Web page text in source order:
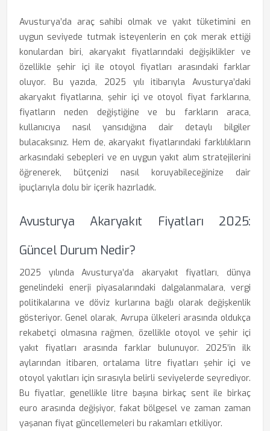
Avusturya’da araç sahibi olmak ve yakıt tüketimini en
uygun seviyede tutmak isteyenlerin en çok merak ettiği
konulardan biri, akaryakıt fiyatlarındaki değişiklikler ve
özellikle şehir içi ile otoyol fiyatları arasındaki farklar
oluyor. Bu yazıda, 2025 yılı itibarıyla Avusturya’daki
akaryakıt fiyatlarına, şehir içi ve otoyol fiyat farklarına,
fiyatların neden değiştiğine ve bu farkların araca,
kullanıcıya nasıl yansıdığına dair detaylı bilgiler
bulacaksınız. Hem de, akaryakıt fiyatlarındaki farklılıkların
arkasındaki sebepleri ve en uygun yakıt alım stratejilerini
öğrenerek, bütçenizi nasıl koruyabileceğinize dair
ipuçlarıyla dolu bir içerik hazırladık.
Avusturya Akaryakıt Fiyatları 2025:
Güncel Durum Nedir?
2025 yılında Avusturya’da akaryakıt fiyatları, dünya
genelindeki enerji piyasalarındaki dalgalanmalara, vergi
politikalarına ve döviz kurlarına bağlı olarak değişkenlik
gösteriyor. Genel olarak, Avrupa ülkeleri arasında oldukça
rekabetçi olmasına rağmen, özellikle otoyol ve şehir içi
yakıt fiyatları arasında farklar bulunuyor. 2025’in ilk
aylarından itibaren, ortalama litre fiyatları şehir içi ve
otoyol yakıtları için sırasıyla belirli seviyelerde seyrediyor.
Bu fiyatlar, genellikle litre başına birkaç sent ile birkaç
euro arasında değişiyor, fakat bölgesel ve zaman zaman
yaşanan fiyat güncellemeleri bu rakamları etkiliyor.